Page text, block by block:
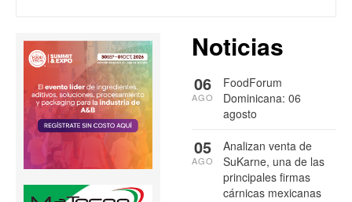
Noticias
FoodForum
Dominicana: 06
agosto
06
AGO
Analizan venta de
SuKarne, una de las
principales firmas
cárnicas mexicanas
05
AGO